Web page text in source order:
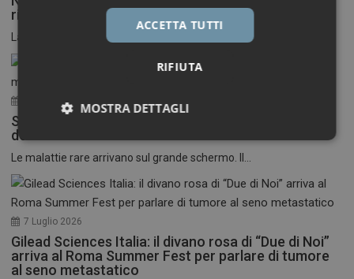
ricercatori under 40
La Fondazione Francesco della Valle ETS apre le...
17 Luglio 2026
Stati Uniti: nasce il primo festival del cinema
dedicato alle malattie rare
Le malattie rare arrivano sul grande schermo. Il...
7 Luglio 2026
Gilead Sciences Italia: il divano rosa di “Due di Noi”
arriva al Roma Summer Fest per parlare di tumore
al seno metastatico
ACCETTA TUTTI
RIFIUTA
MOSTRA DETTAGLI
Necessari Marketing
Necessari Marketing